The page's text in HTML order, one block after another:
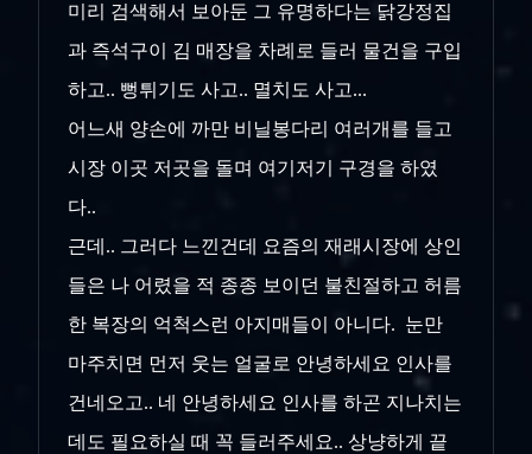
미리 검색해서 보아둔 그 유명하다는 닭강정집
과 즉석구이 김 매장을 차례로 들러 물건을 구입
하고.. 뻥튀기도 사고.. 멸치도 사고...
어느새 양손에 까만 비닐봉다리 여러개를 들고
시장 이곳 저곳을 돌며 여기저기 구경을 하였
다..
근데.. 그러다 느낀건데 요즘의 재래시장에 상인
들은 나 어렸을 적 종종 보이던 불친절하고 허름
한 복장의 억척스런 아지매들이 아니다. 눈만
마주치면 먼저 웃는 얼굴로 안녕하세요 인사를
건네오고.. 네 안녕하세요 인사를 하곤 지나치는
데도 필요하실 때 꼭 들러주세요.. 상냥하게 끝